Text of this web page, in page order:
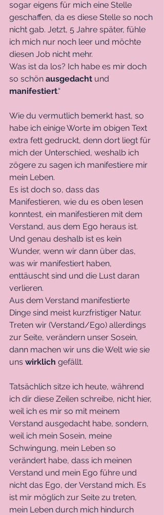
sogar eigens für mich eine Stelle
geschaffen, da es diese Stelle so noch
nicht gab. Jetzt, 5 Jahre später, fühle
ich mich nur noch leer und möchte
diesen Job nicht mehr.
Was ist da los? Ich habe es mir doch
so schön ausgedacht und
manifestiert.“
Wie du vermutlich bemerkt hast, so
habe ich einige Worte im obigen Text
extra fett gedruckt, denn dort liegt für
mich der Unterschied, weshalb ich
zögere zu sagen ich manifestiere mir
mein Leben.
Es ist doch so, dass das
Manifestieren, wie du es oben lesen
konntest, ein manifestieren mit dem
Verstand, aus dem Ego heraus ist.
Und genau deshalb ist es kein
Wunder, wenn wir dann über das,
was wir manifestiert haben,
enttäuscht sind und die Lust daran
verlieren.
Aus dem Verstand manifestierte
Dinge sind meist kurzfristiger Natur.
Treten wir (Verstand/Ego) allerdings
zur Seite, verändern unser Sosein,
dann machen wir uns die Welt wie sie
uns wirklich gefällt.
Tatsächlich sitze ich heute, während
ich dir diese Zeilen schreibe, nicht hier,
weil ich es mir so mit meinem
Verstand ausgedacht habe, sondern,
weil ich mein Sosein, meine
Schwingung, mein Leben so
verändert habe, dass ich meinen
Verstand und mein Ego führe und
nicht das Ego, der Verstand mich. Es
ist mir möglich zur Seite zu treten,
mein Leben durch mich hindurch